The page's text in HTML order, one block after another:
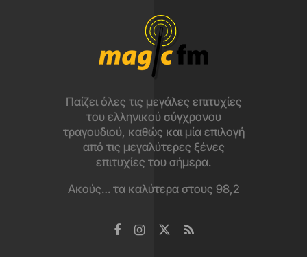
Παίζει όλες τις μεγάλες επιτυχίες
του ελληνικού σύγχρονου
τραγουδιού, καθώς και μία επιλογή
από τις μεγαλύτερες ξένες
επιτυχίες του σήμερα.
Ακούς… τα καλύτερα στους 98,2